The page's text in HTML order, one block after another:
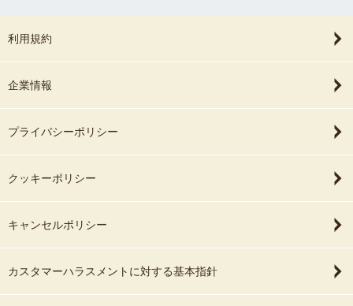
利用規約
企業情報
プライバシーポリシー
クッキーポリシー
キャンセルポリシー
カスタマーハラスメントに対する基本指針